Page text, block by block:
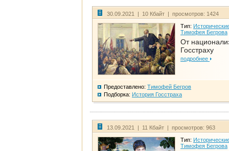
30.09.2021 | 10 Кбайт | просмотров: 1424
Тип:
Тимофея Бегрова
От
Госстраху
подробнее
Предоставлено: Тимофей Бегров
Подборка: История Госстраха
13.09.2021 | 11 Кбайт | просмотров: 963
Тип:
Тимофея Бегрова